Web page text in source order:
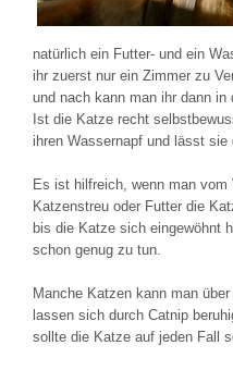
natürlich ein Futter- und ein
ihr zuerst nur ein Zimmer zu
und nach kann man ihr dann
Ist die Katze recht
ihren Wassernapf und lässt sie
Es ist hilfreich, wenn man vom
Katzenstreu oder Futter die
bis die Katze sich eingewöhnt
schon genug zu tun.
Manche Katzen kann man
lassen sich durch Catnip
sollte die Katze auf jeden Fall